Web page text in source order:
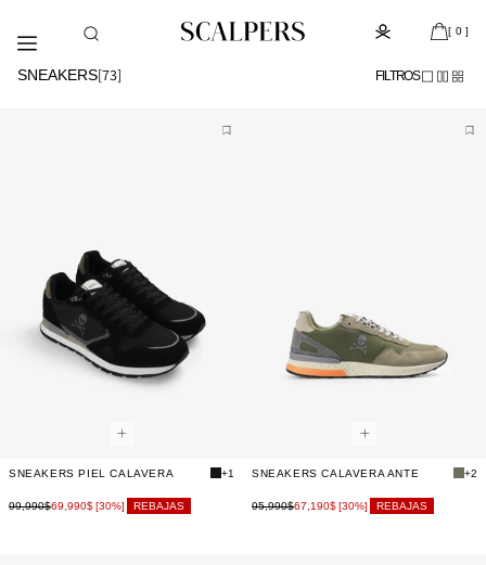
directamente
al contenido
de kids (de Atacama a Los Lagos)
[ 0 ]
SNEAKERS[73] FILTROS
SNEAKERS PIEL CALAVERA +1
99,990$69,990$[30%] REBAJAS
SNEAKERS CALAVERA ANTE +2
95,990$67,190$[30%] REBAJAS